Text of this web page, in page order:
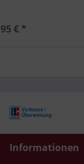
€ *
Informationen